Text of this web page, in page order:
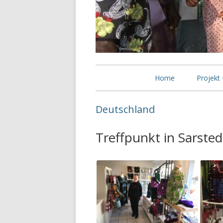
Menü
Home Projekt
Deutschland
Treffpunkt in